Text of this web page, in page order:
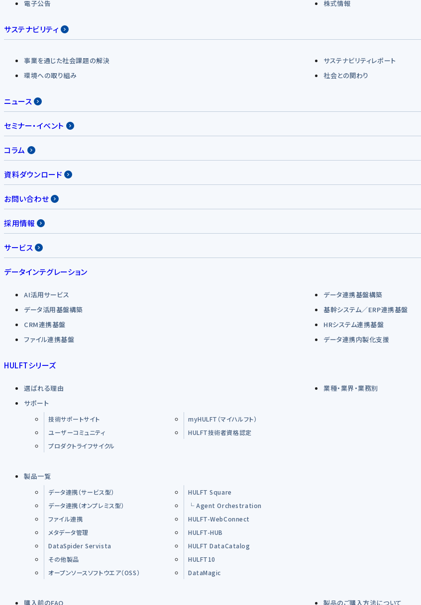
電子公告
株式情報
サステナビリティ
事業を通じた社会課題の解決
サステナビリティレポート
環境への取り組み
社会との関わり
ニュース
セミナー・イベント
コラム
資料ダウンロード
お問い合わせ
採用情報
サービス
データインテグレーション
AI活用サービス
データ連携基盤構築
データ活用基盤構築
基幹システム／ERP連携基盤
CRM連携基盤
HRシステム連携基盤
ファイル連携基盤
データ連携内製化支援
HULFTシリーズ
選ばれる理由
業種・業界・業務別
サポート
技術サポートサイト
myHULFT（マイハルフト）
ユーザーコミュニティ
HULFT技術者資格認定
プロダクトライフサイクル
製品一覧
データ連携（サービス型）
HULFT Square
データ連携（オンプレミス型）
└ Agent Orchestration
ファイル連携
HULFT-WebConnect
メタデータ管理
HULFT-HUB
DataSpider Servista
HULFT DataCatalog
その他製品
HULFT10
オープンソースソフトウエア（OSS）
DataMagic
購入前のFAQ 製品のご購入方法について